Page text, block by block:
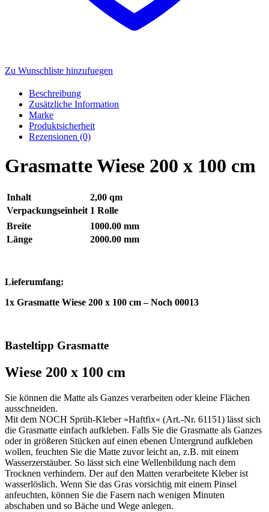
Zu Wunschliste hinzufuegen
Beschreibung
Zusätzliche Information
Marke
Produktsicherheit
Rezensionen (0)
Grasmatte Wiese 200 x 100 cm
Inhalt
2,00 qm
Verpackungseinheit 1 Rolle
Breite
1000.00 mm
Länge
2000.00 mm
Lieferumfang:
1x Grasmatte Wiese 200 x 100 cm – Noch 00013
Basteltipp Grasmatte
Wiese 200 x 100 cm
Sie können die Matte als Ganzes verarbeiten oder kleine Flächen
ausschneiden.
Mit dem NOCH Sprüh-Kleber »Haftfix« (Art.-Nr. 61151) lässt sich
die Grasmatte einfach aufkleben. Falls Sie die Grasmatte als Ganzes
oder in größeren Stücken auf einen ebenen Untergrund aufkleben
wollen, feuchten Sie die Matte zuvor leicht an, z.B. mit einem
Wasserzerstäuber. So lässt sich eine Wellenbildung nach dem
Trocknen verhindern. Der auf den Matten verarbeitete Kleber ist
wasserlöslich. Wenn Sie das Gras vorsichtig mit einem Pinsel
anfeuchten, können Sie die Fasern nach wenigen Minuten
abschaben und so Bäche und Wege anlegen.